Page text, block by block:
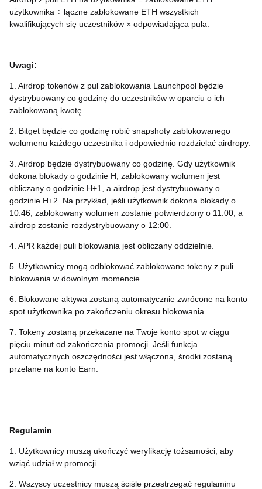
użytkownika ÷ łączne zablokowane ETH wszystkich
kwalifikujących się uczestników × odpowiadająca pula.
Uwagi:
1. Airdrop tokenów z pul zablokowania Launchpool będzie
dystrybuowany co godzinę do uczestników w oparciu o ich
zablokowaną kwotę.
2. Bitget będzie co godzinę robić snapshoty zablokowanego
wolumenu każdego uczestnika i odpowiednio rozdzielać airdropy.
3. Airdrop będzie dystrybuowany co godzinę. Gdy użytkownik
dokona blokady o godzinie H, zablokowany wolumen jest
obliczany o godzinie H+1, a airdrop jest dystrybuowany o
godzinie H+2. Na przykład, jeśli użytkownik dokona blokady o
10:46, zablokowany wolumen zostanie potwierdzony o 11:00, a
airdrop zostanie rozdystrybuowany o 12:00.
4. APR każdej puli blokowania jest obliczany oddzielnie.
5. Użytkownicy mogą odblokować zablokowane tokeny z puli
blokowania w dowolnym momencie.
6. Blokowane aktywa zostaną automatycznie zwrócone na konto
spot użytkownika po zakończeniu okresu blokowania.
7. Tokeny zostaną przekazane na Twoje konto spot w ciągu
pięciu minut od zakończenia promocji. Jeśli funkcja
automatycznych oszczędności jest włączona, środki zostaną
przelane na konto Earn.
Regulamin
1. Użytkownicy muszą ukończyć weryfikację tożsamości, aby
wziąć udział w promocji.
2. Wszyscy uczestnicy muszą ściśle przestrzegać regulaminu